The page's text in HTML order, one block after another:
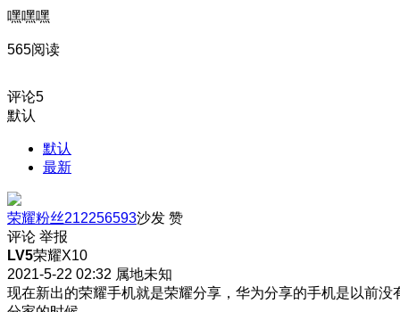
嘿嘿嘿
565阅读
评论5
默认
默认
最新
荣耀粉丝212256593沙发 赞
评论 举报
LV5荣耀X10
2021-5-22 02:32 属地未知
现在新出的荣耀手机就是荣耀分享，华为分享的手机是以前没